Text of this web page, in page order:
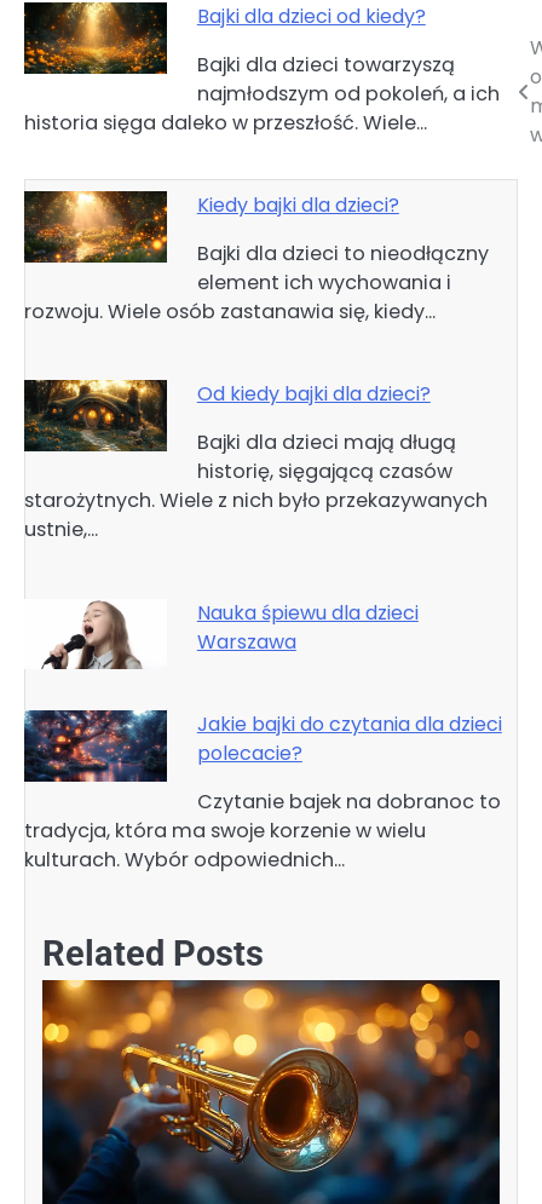
Bajki dla dzieci od kiedy?
Bajki dla dzieci towarzyszą
najmłodszym od pokoleń, a ich
historia sięga daleko w przeszłość. Wiele…
Kiedy bajki dla dzieci?
Bajki dla dzieci to nieodłączny
element ich wychowania i
rozwoju. Wiele osób zastanawia się, kiedy…
Od kiedy bajki dla dzieci?
Bajki dla dzieci mają długą
historię, sięgającą czasów
starożytnych. Wiele z nich było przekazywanych
ustnie,…
Nauka śpiewu dla dzieci
Warszawa
Jakie bajki do czytania dla dzieci
polecacie?
Czytanie bajek na dobranoc to
tradycja, która ma swoje korzenie w wielu
kulturach. Wybór odpowiednich…
Nawigacja
Related Posts